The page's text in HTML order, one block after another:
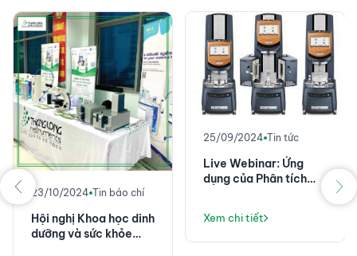
23/10/2024 Tin báo chí
Hội nghị Khoa học dinh
dưỡng và sức khỏe
25/09/2024 Tin tức
Live Webinar: Ứng
dụng của Phân tích
nhiệt và lưu biến trong
Công nghiệp điện tử
Xem chi tiết